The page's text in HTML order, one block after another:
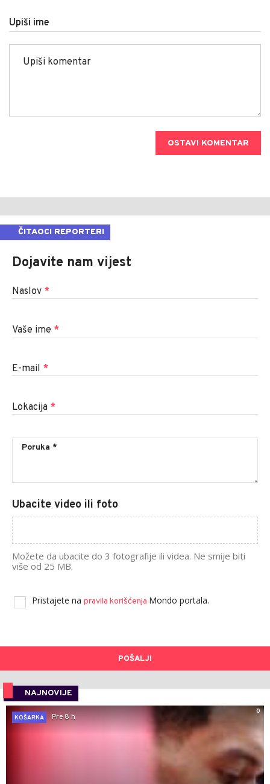
Upiši ime
OSTAVI KOMENTAR
ČITAOCI REPORTERI
Dojavite nam vijest
Naslov *
Vaše ime *
E-mail *
Lokacija *
Ubacite video ili foto
Možete da ubacite do 3 fotografije ili videa. Ne smije biti
više od 25 MB.
Pristajete na pravila korišćenja Mondo portala.
POŠALJI
NAJNOVIJE
0
KOŠARKA
Pre 8 h